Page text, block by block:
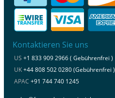
Kontaktieren Sie uns
US +1 833 909 2966 ( Gebührenfrei )
UK+44 808 502 0280 (Gebührenfrei )
APAC +91 744 740 1245